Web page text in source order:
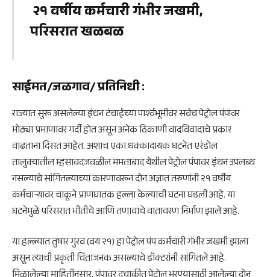
२१ वर्षीय कर्मचारी गंभीर जखमी,
परिसरात खळबळ
साईमत/जळगाव/ प्रतिनिधी:
राज्यात सुरू असलेल्या इंधन टंचाईच्या पार्श्वभूमीवर सर्वच पेट्रोल पंपांवर
मोठ्या प्रमाणावर गर्दी होत असून अनेक ठिकाणी वादविवादाचे प्रकार
वाढताना दिसत आहेत. अशाच एका धक्कादायक घटनेत एरंडोल
तालुक्यातील म्हसावदजवळील ममताबाद येथील पेट्रोल पंपावर इंधन उपलब्ध
नसल्याचे सांगितल्याच्या कारणावरून दोन अज्ञात तरुणांनी २१ वर्षीय
कर्मचाऱ्यावर चाकूने प्राणघातक हल्ला केल्याची घटना घडली आहे. या
घटनेमुळे परिसरात भीतीचे आणि तणावाचे वातावरण निर्माण झाले आहे.
या हल्ल्यात तुषार गुरव (वय २१) हा पेट्रोल पंप कर्मचारी गंभीर जखमी झाला
असून त्याची प्रकृती चिंताजनक असल्याचे डॉक्टरांनी सांगितले आहे.